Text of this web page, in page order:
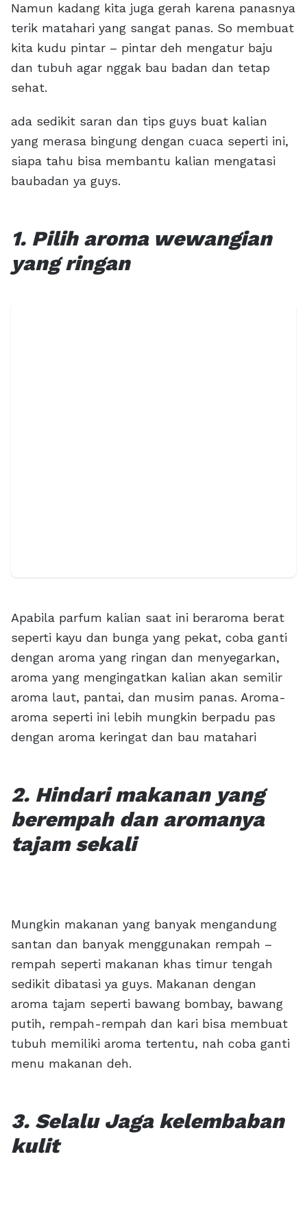
Namun kadang kita juga gerah karena panasnya
terik matahari yang sangat panas. So membuat
kita kudu pintar – pintar deh mengatur baju
dan tubuh agar nggak bau badan dan tetap
sehat.
ada sedikit saran dan tips guys buat kalian
yang merasa bingung dengan cuaca seperti ini,
siapa tahu bisa membantu kalian mengatasi
baubadan ya guys.
1. Pilih aroma wewangian
yang ringan
Apabila parfum kalian saat ini beraroma berat
seperti kayu dan bunga yang pekat, coba ganti
dengan aroma yang ringan dan menyegarkan,
aroma yang mengingatkan kalian akan semilir
aroma laut, pantai, dan musim panas. Aroma-
aroma seperti ini lebih mungkin berpadu pas
dengan aroma keringat dan bau matahari
2. Hindari makanan yang
berempah dan aromanya
tajam sekali
Mungkin makanan yang banyak mengandung
santan dan banyak menggunakan rempah –
rempah seperti makanan khas timur tengah
sedikit dibatasi ya guys. Makanan dengan
aroma tajam seperti bawang bombay, bawang
putih, rempah-rempah dan kari bisa membuat
tubuh memiliki aroma tertentu, nah coba ganti
menu makanan deh.
3. Selalu Jaga kelembaban
kulit